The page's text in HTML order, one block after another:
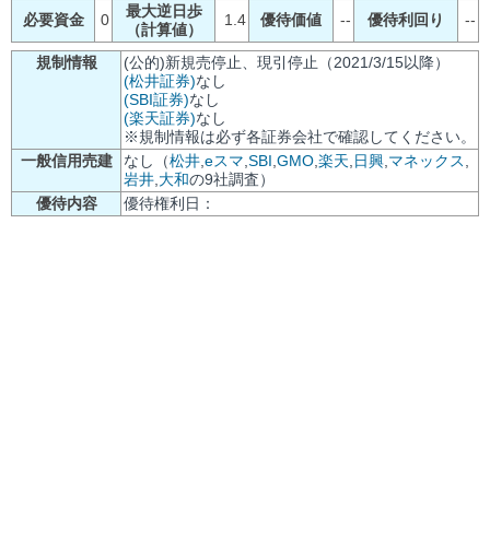
必要資金 0
最大逆日歩
（計算値）
1.4 優待価値 -- 優待利回り --
規制情報
(公的)新規売停止、現引停止（2021/3/15以降）
(松井証券)なし
(SBI証券)なし
(楽天証券)なし
※規制情報は必ず各証券会社で確認してください。
一般信用売建
なし（松井 eスマ SBI GMO 楽天 日興 マネックス
岩井 大和の9社調査）
優待内容
優待権利日：